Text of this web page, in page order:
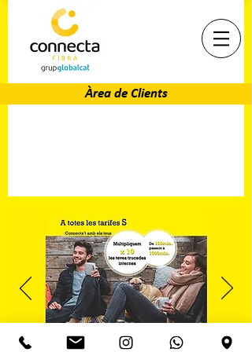
Àrea de Clients